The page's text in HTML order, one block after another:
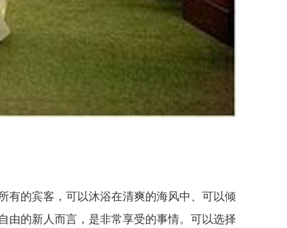
的宾客，可以沐浴在清爽的海风中、可以倾
由的新人而言，是非常享受的事情。可以选择